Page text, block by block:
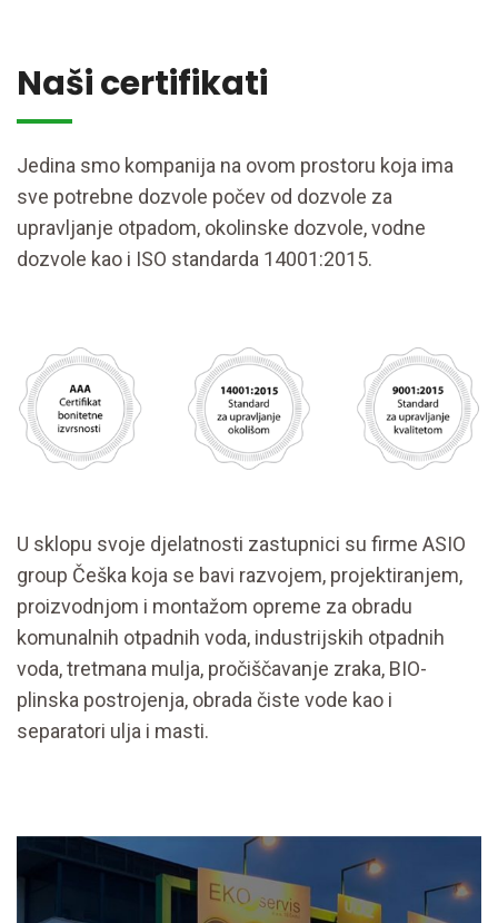
Naši certifikati
Jedina smo kompanija na ovom prostoru koja ima
sve potrebne dozvole počev od dozvole za
upravljanje otpadom, okolinske dozvole, vodne
dozvole kao i ISO standarda 14001:2015.
U sklopu svoje djelatnosti zastupnici su firme ASIO
group Češka koja se bavi razvojem, projektiranjem,
proizvodnjom i montažom opreme za obradu
komunalnih otpadnih voda, industrijskih otpadnih
voda, tretmana mulja, pročiščavanje zraka, BIO-
plinska postrojenja, obrada čiste vode kao i
separatori ulja i masti.